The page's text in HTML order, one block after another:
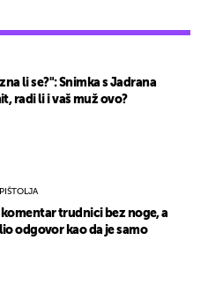
li se?": Snimka s Jadrana
radi li i vaš muž ovo?
komentar trudnici bez noge, a
odgovor kao da je samo